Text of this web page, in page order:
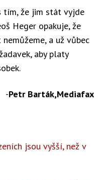
tím, že jim stát vyjde
Heger opakuje, že
a už vůbec
aby platy
-Petr Barták,Mediafax
jsou vyšší, než v